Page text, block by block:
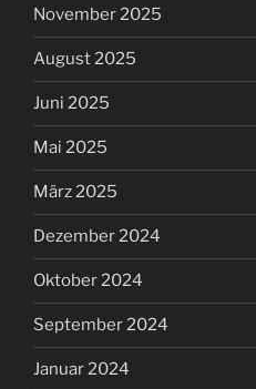
November 2025
August 2025
Juni 2025
Mai 2025
März 2025
Dezember 2024
Oktober 2024
September 2024
Januar 2024